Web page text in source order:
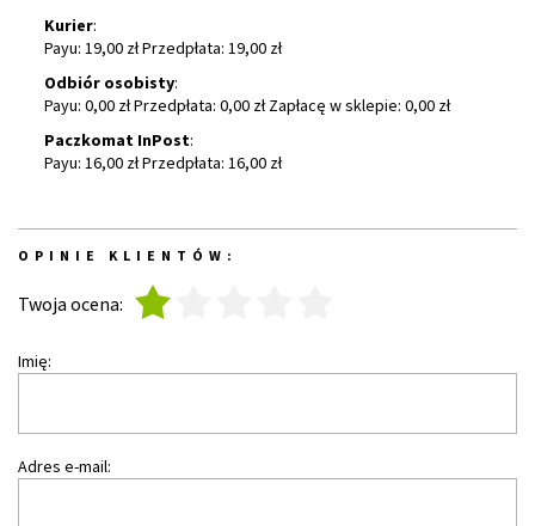
Kurier:
Payu: 19,00 zł Przedpłata: 19,00 zł
Odbiór osobisty:
Payu: 0,00 zł Przedpłata: 0,00 zł Zapłacę w sklepie: 0,00 zł
Paczkomat InPost:
Payu: 16,00 zł Przedpłata: 16,00 zł
OPINIE KLIENTÓW:
Twoja ocena:
Imię:
Adres e-mail: